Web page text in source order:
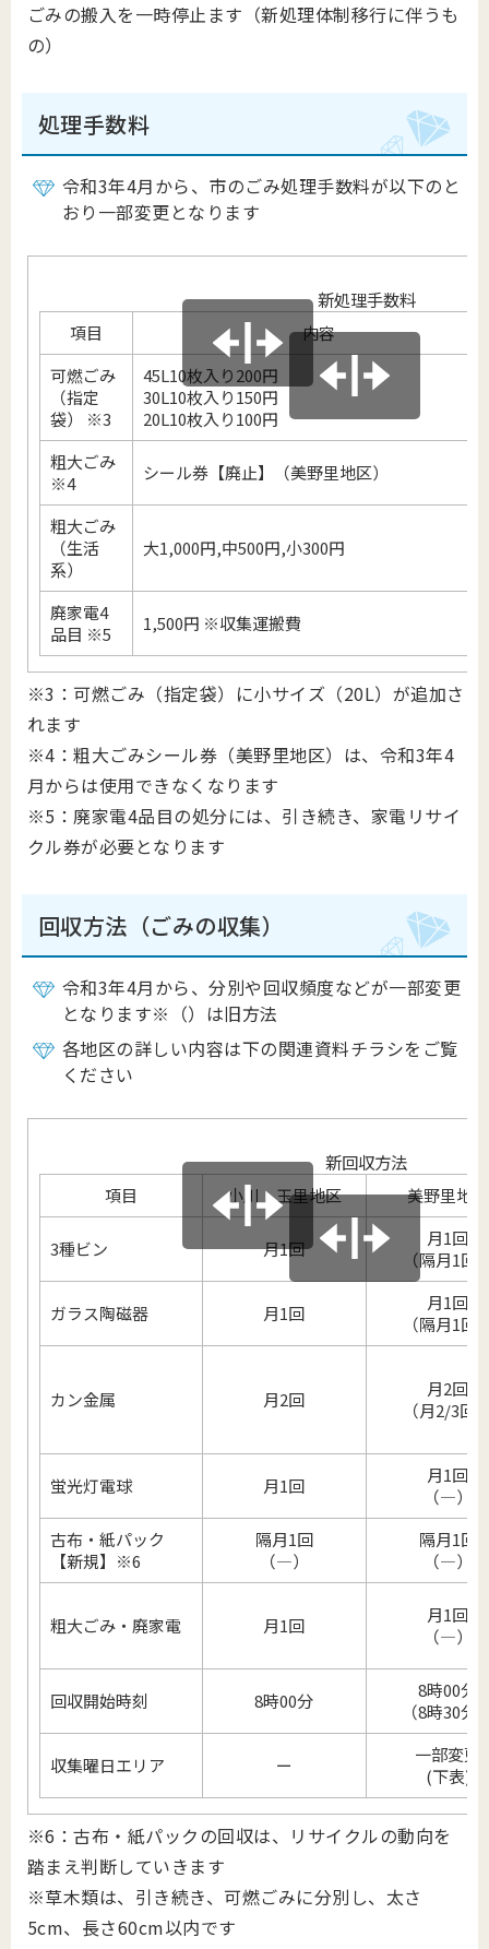
ごみの搬入を一時停止ます（新処理体制移行に伴うも
の）
処理手数料
令和3年4月から、市のごみ処理手数料が以下のと
おり一部変更となります
新処理手数料
項目
内容
可燃ごみ
（指定
袋） ※3
45L10枚入り200円
30L10枚入り150円
20L10枚入り100円
粗大ごみ
※4
シール券【廃止】（美野里地区）
粗大ごみ
（生活
系）
大1,000円,中500円,小300円
廃家電4
品目 ※5
1,500円 ※収集運搬費
※3：可燃ごみ（指定袋）に小サイズ（20L）が追加さ
れます
※4：粗大ごみシール券（美野里地区）は、令和3年4
月からは使用できなくなります
※5：廃家電4品目の処分には、引き続き、家電リサイ
クル券が必要となります
回収方法（ごみの収集）
令和3年4月から、分別や回収頻度などが一部変更
となります※（）は旧方法
各地区の詳しい内容は下の関連資料チラシをご覧
ください
新回収方法
項目 小川・玉里地区 美野里地区
3種ビン 月1回
月1回
（隔月1回
ガラス陶磁器 月1回
月1回
（隔月1回
カン金属 月2回
月2回
（月2/3回
蛍光灯電球 月1回
月1回
（―）
古布・紙パック
【新規】※6
隔月1回
（―）
隔月1回
（―）
粗大ごみ・廃家電 月1回
月1回
（―）
回収開始時刻 8時00分
8時00分
（8時30分
収集曜日エリア ー
一部変更
(下表)
※6：古布・紙パックの回収は、リサイクルの動向を
踏まえ判断していきます
※草木類は、引き続き、可燃ごみに分別し、太さ
5cm、長さ60cm以内です